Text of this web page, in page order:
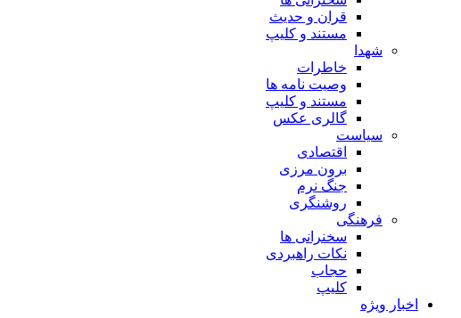
قران و حدیث
مستند و کلیپ
شهدا
خاطرات
وصیت نامه ها
مستند و کلیپ
گالری عکس
سیاست
اقتصادی
برون مرزی
جنگ نرم
روشنگری
فرهنگی
سخنرانی ها
نکات راهبردی
حجاب
کلیپ
اخبار ویژه